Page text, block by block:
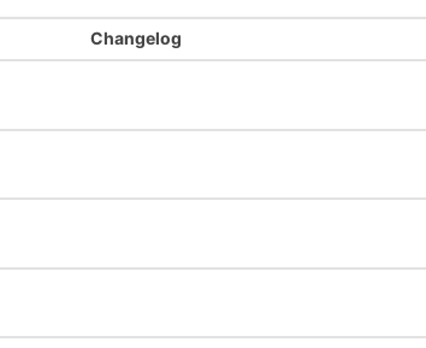
Changelog